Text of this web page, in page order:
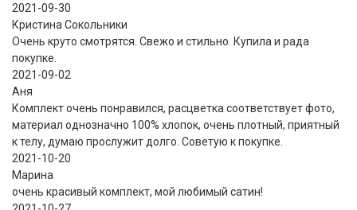
2021-09-30
Кристина Сокольники
Очень круто смотрятся. Свежо и стильно. Купила и рада
покупке.
2021-09-02
Аня
Комплект очень понравился, расцветка соответствует фото,
материал однозначно 100% хлопок, очень плотный, приятный
к телу, думаю прослужит долго. Советую к покупке.
2021-10-20
Марина
очень красивый комплект, мой любимый сатин!